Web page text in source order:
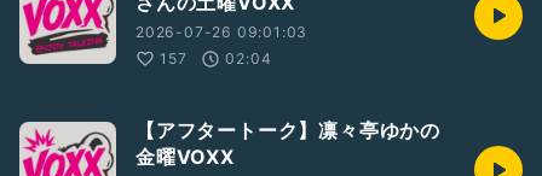
2026-07-26 09:01:03
157
02:04
【アフタートーク】凛々亭ゆかの
金曜VOXX